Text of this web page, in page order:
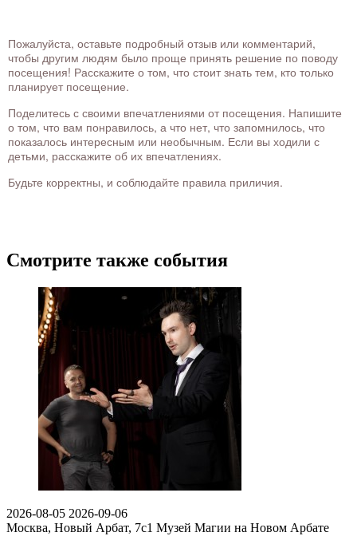
Пожалуйста, оставьте подробный отзыв или комментарий,
чтобы другим людям было проще принять решение по поводу
посещения! Расскажите о том, что стоит знать тем, кто только
планирует посещение.
Поделитесь с своими впечатлениями от посещения. Напишите
о том, что вам понравилось, а что нет, что запомнилось, что
показалось интересным или необычным. Если вы ходили с
детьми, расскажите об их впечатлениях.
Будьте корректны, и соблюдайте правила приличия.
Смотрите также события
2026-08-05 2026-09-06
Москва, Новый Арбат, 7с1 Музей Магии на Новом Арбате